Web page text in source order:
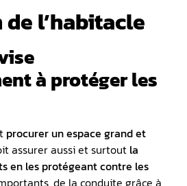
l’habitacle
à protéger les
procurer un espace grand et
assurer aussi et surtout la
en les protégeant contre les